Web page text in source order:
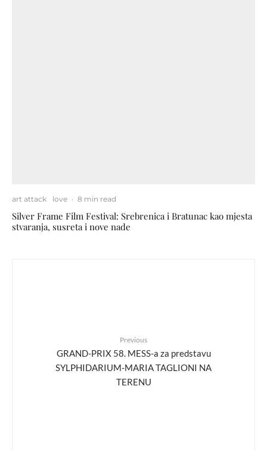
art attack love · 8 min read
Silver Frame Film Festival: Srebrenica i Bratunac kao mjesta
stvaranja, susreta i nove nade
Previous
GRAND-PRIX 58. MESS-a za predstavu
SYLPHIDARIUM-MARIA TAGLIONI NA
TERENU